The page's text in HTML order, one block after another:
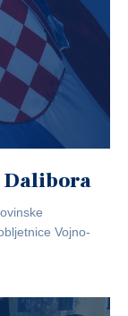
Dalibora
Vojno-